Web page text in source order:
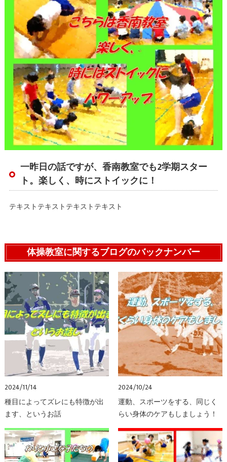
一昨日の話ですが、香南教室でも2学期スター
ト。楽しく、時にストイックに！
テキストテキストテキストテキスト
体操教室に関するブログのバックナンバー
2024/11/14
種目によってズレにも特徴が出
ます、というお話
2024/10/24
運動、スポーツをする、同じく
らい身体のケアもしましょう！